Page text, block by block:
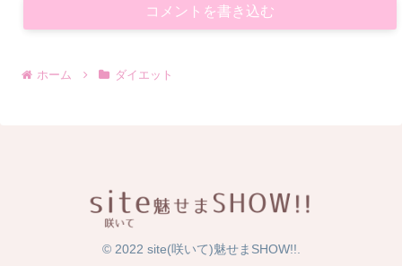
コメントを書き込む
ホーム ダイエット
© 2022 site(咲いて)魅せまSHOW!!.